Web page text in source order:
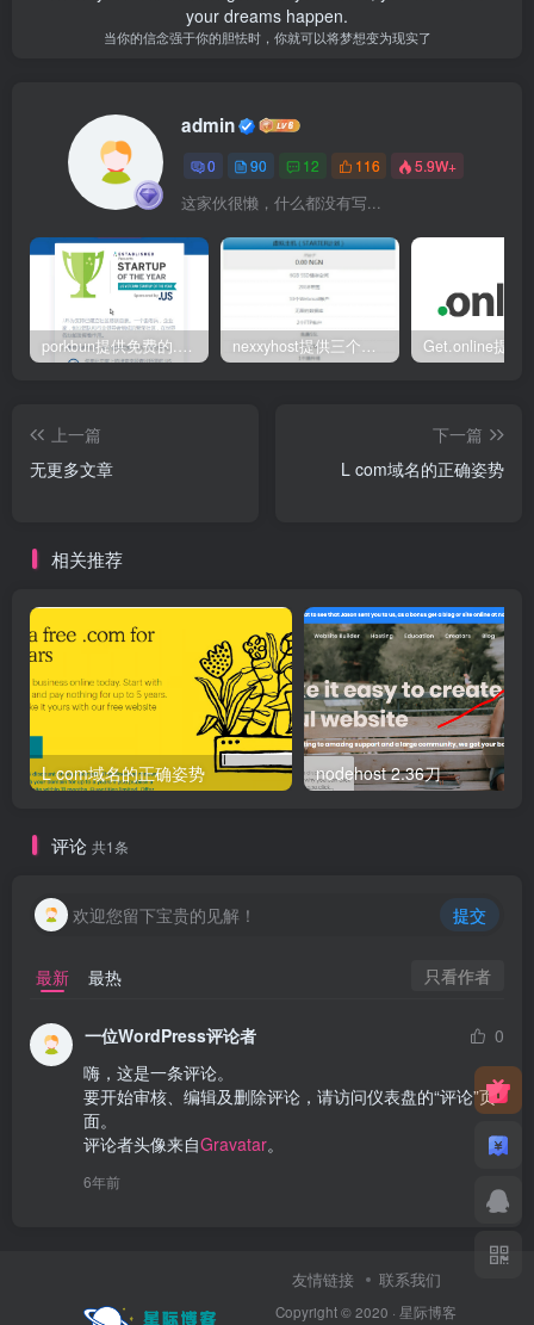
your dreams happen.
当你的信念强于你的胆怯时，你就可以将梦想变为现实了
admin
0 90 12 116 5.9W+
这家伙很懒，什么都没有写...
porkbun提供免费的.us域名 nexxyhost提供三个月免费主机
上一篇
无更多文章
下一篇
L com域名的正确姿势
相关推荐
L com域名的正确姿势 nodehost 2.36刀
评论 共1条
欢迎您留下宝贵的见解！ 提交
最新 最热 只看作者
一位WordPress评论者
0
嗨，这是一条评论。
要开始审核、编辑及删除评论，请访问仪表盘的“评论”页
面。
评论者头像来自Gravatar。
6年前
友情链接 联系我们
Copyright © 2020 ·星际博客